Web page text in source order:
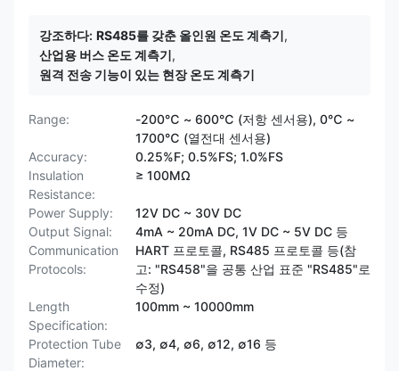
강조하다: RS485를 갖춘 올인원 온도 계측기,
산업용 버스 온도 계측기,
원격 전송 기능이 있는 현장 온도 계측기
Range:
-200℃ ~ 600℃ (저항 센서용), 0℃ ~
1700℃ (열전대 센서용)
Accuracy:
0.25%F; 0.5%FS; 1.0%FS
Insulation
Resistance:
≥ 100MΩ
Power Supply:
12V DC ~ 30V DC
Output Signal:
4mA ~ 20mA DC, 1V DC ~ 5V DC 등
Communication
Protocols:
HART 프로토콜, RS485 프로토콜 등(참
고: "RS458"을 공통 산업 표준 "RS485"로
수정)
Length
Specification:
100mm ~ 10000mm
Protection Tube
Diameter:
∅3, ∅4, ∅6, ∅12, ∅16 등